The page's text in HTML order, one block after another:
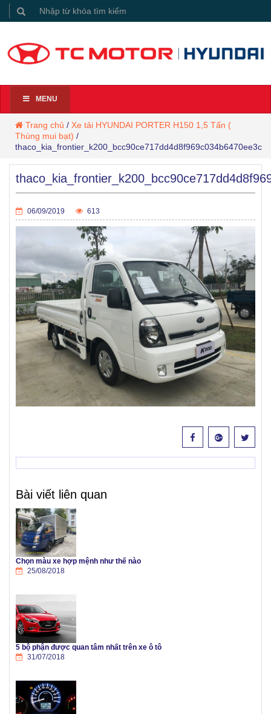
MENU
Trang chủ / Xe tải HYUNDAI PORTER H150 1,5 Tấn (
Thùng mui bạt) /
thaco_kia_frontier_k200_bcc90ce717dd4d8f969c034b6470ee3c
06/09/2019 613
Bài viết liên quan
Chọn màu xe hợp mệnh như thế nào
25/08/2018
5 bộ phận được quan tâm nhất trên xe ô tô
31/07/2018